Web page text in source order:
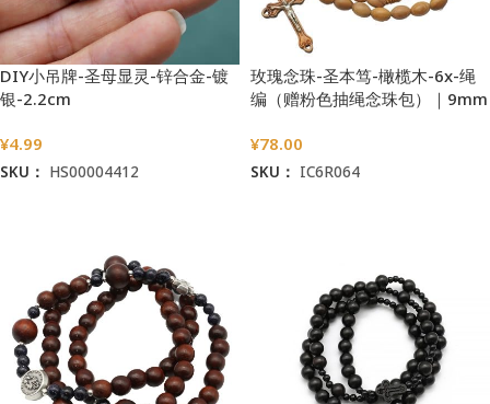
DIY小吊牌-圣母显灵-锌合金-镀
银-2.2cm
¥4.99
SKU： HS00004412
玫瑰念珠-圣本笃-橄榄木-6x-绳
编（赠粉色抽绳念珠包）｜9mm
¥78.00
SKU： IC6R064